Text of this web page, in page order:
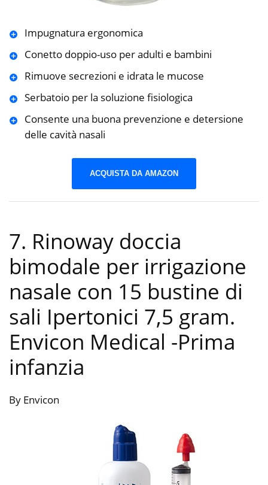
Impugnatura ergonomica
Conetto doppio-uso per adulti e bambini
Rimuove secrezioni e idrata le mucose
Serbatoio per la soluzione fisiologica
Consente una buona prevenzione e detersione
delle cavità nasali
ACQUISTA DA AMAZON
7. Rinoway doccia
bimodale per irrigazione
nasale con 15 bustine di
sali Ipertonici 7,5 gram.
Envicon Medical -Prima
infanzia
By Envicon